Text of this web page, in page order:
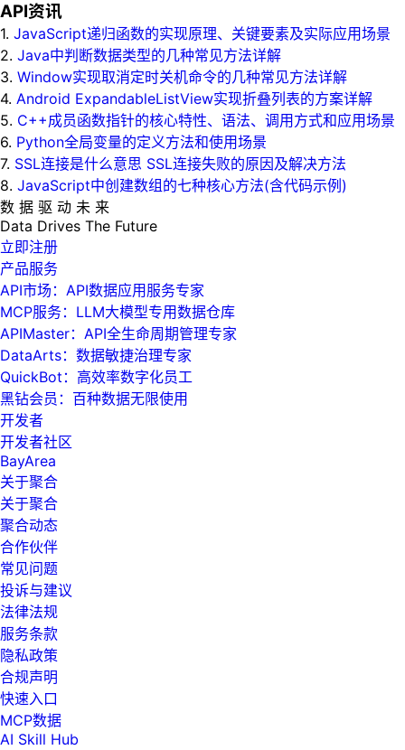
API资讯
1. JavaScript递归函数的实现原理、关键要素及实际应用场景
2. Java中判断数据类型的几种常见方法详解
3. Window实现取消定时关机命令的几种常见方法详解
4. Android ExpandableListView实现折叠列表的方案详解
5. C++成员函数指针的核心特性、语法、调用方式和应用场景
6. Python全局变量的定义方法和使用场景
7. SSL连接是什么意思 SSL连接失败的原因及解决方法
8. JavaScript中创建数组的七种核心方法(含代码示例)
数 据 驱 动 未 来
Data Drives The Future
立即注册
产品服务
API市场：API数据应用服务专家
MCP服务：LLM大模型专用数据仓库
APIMaster：API全生命周期管理专家
DataArts：数据敏捷治理专家
QuickBot：高效率数字化员工
黑钻会员：百种数据无限使用
开发者
开发者社区
BayArea
关于聚合
关于聚合
聚合动态
合作伙伴
常见问题
投诉与建议
法律法规
服务条款
隐私政策
合规声明
快速入口
MCP数据
AI Skill Hub